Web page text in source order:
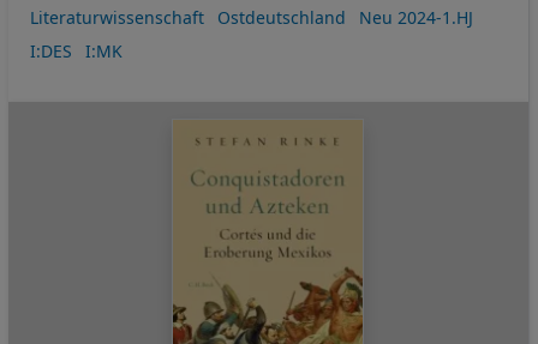
Literaturwissenschaft
Ostdeutschland
Neu 2024-1.HJ
I:DES
I:MK